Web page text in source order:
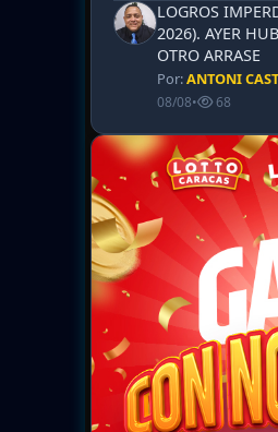
LOGROS
2026). AYER
OTRO ARRASE
Por:ANTONI
08/08• 68